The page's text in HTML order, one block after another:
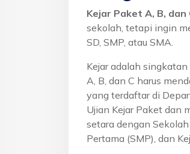
Kejar Paket A, B, dan
sekolah, tetapi ingin
SD, SMP, atau SMA.
Kejar adalah
A, B, dan C harus
yang terdaftar di
Ujian Kejar Paket dan
setara dengan
Pertama (SMP), dan